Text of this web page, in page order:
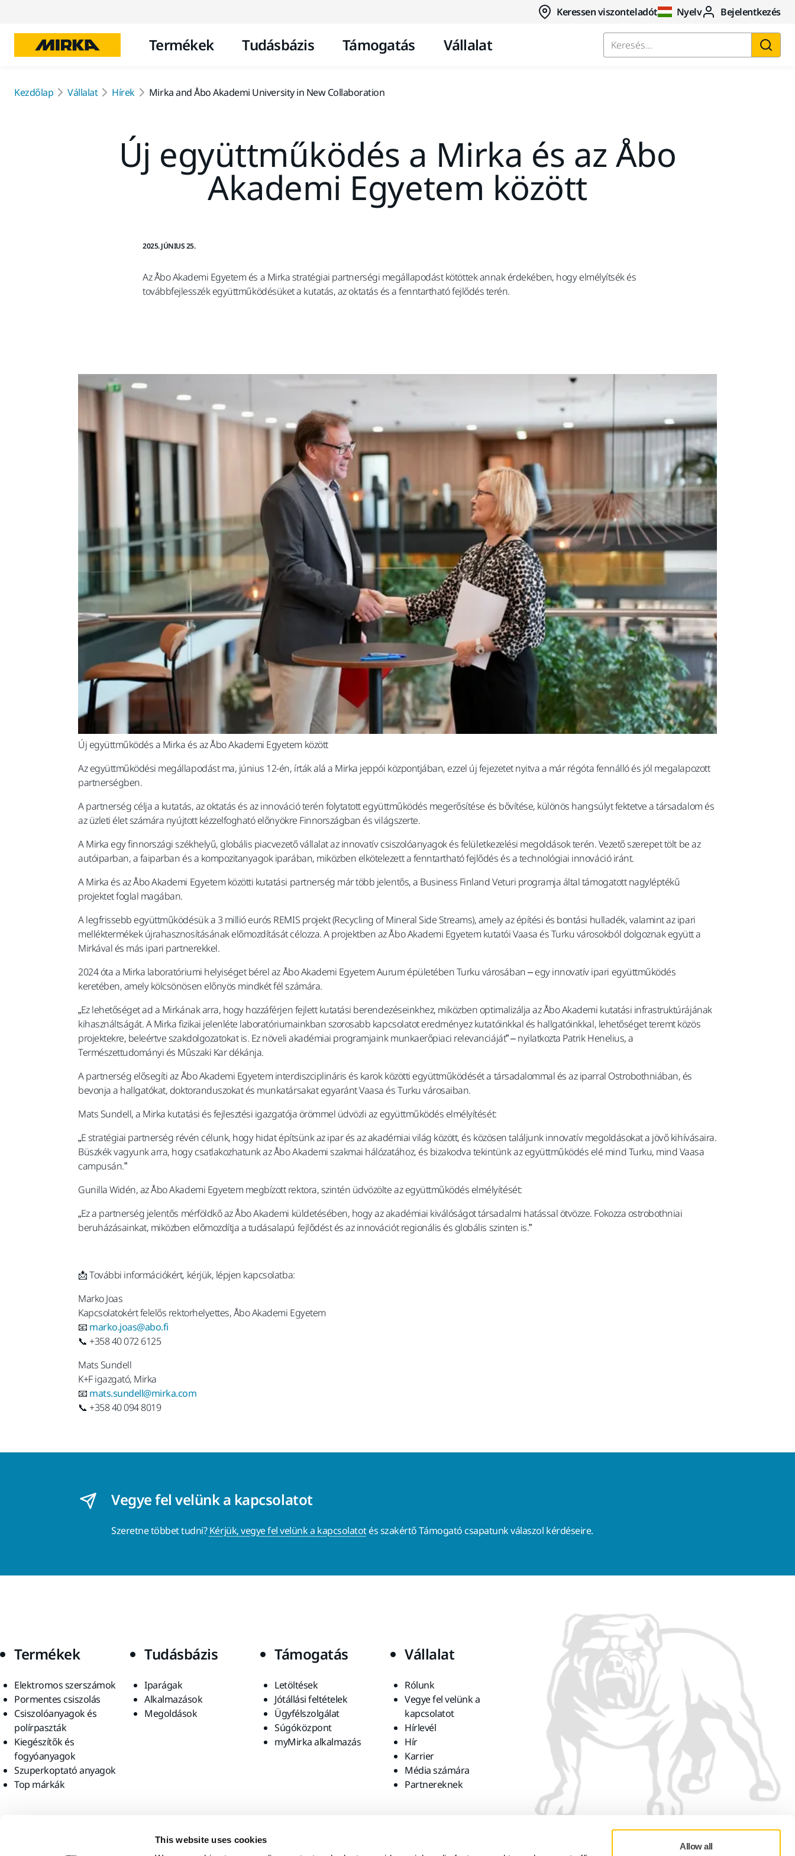
This website uses cookies
Allow all
Keressen viszonteladót Nyelv Bejelentkezés
Termékek Tudásbázis Támogatás Vállalat Keresés...
Kezdőlap Vállalat Hírek Mirka and Åbo Akademi University in New Collaboration
Új együttműködés a Mirka és az Åbo
Akademi Egyetem között
2025. JÚNIUS 25.
Az Åbo Akademi Egyetem és a Mirka stratégiai partnerségi megállapodást kötöttek annak érdekében, hogy elmélyítsék és
továbbfejlesszék együttműködésüket a kutatás, az oktatás és a fenntartható fejlődés terén.
Új együttműködés a Mirka és az Åbo Akademi Egyetem között
Az együttműködési megállapodást ma, június 12-én, írták alá a Mirka jeppói központjában, ezzel új fejezetet nyitva a már régóta fennálló és jól megalapozott
partnerségben.
A partnerség célja a kutatás, az oktatás és az innováció terén folytatott együttműködés megerősítése és bővítése, különös hangsúlyt fektetve a társadalom és
az üzleti élet számára nyújtott kézzelfogható előnyökre Finnországban és világszerte.
A Mirka egy finnországi székhelyű, globális piacvezető vállalat az innovatív csiszolóanyagok és felületkezelési megoldások terén. Vezető szerepet tölt be az
autóiparban, a faiparban és a kompozitanyagok iparában, miközben elkötelezett a fenntartható fejlődés és a technológiai innováció iránt.
A Mirka és az Åbo Akademi Egyetem közötti kutatási partnerség már több jelentős, a Business Finland Veturi programja által támogatott nagyléptékű
projektet foglal magában.
A legfrissebb együttműködésük a 3 millió eurós REMIS projekt (Recycling of Mineral Side Streams), amely az építési és bontási hulladék, valamint az ipari
melléktermékek újrahasznosításának előmozdítását célozza. A projektben az Åbo Akademi Egyetem kutatói Vaasa és Turku városokból dolgoznak együtt a
Mirkával és más ipari partnerekkel.
2024 óta a Mirka laboratóriumi helyiséget bérel az Åbo Akademi Egyetem Aurum épületében Turku városában – egy innovatív ipari együttműködés
keretében, amely kölcsönösen előnyös mindkét fél számára.
„Ez lehetőséget ad a Mirkának arra, hogy hozzáférjen fejlett kutatási berendezéseinkhez, miközben optimalizálja az Åbo Akademi kutatási infrastruktúrájának
kihasználtságát. A Mirka fizikai jelenléte laboratóriumainkban szorosabb kapcsolatot eredményez kutatóinkkal és hallgatóinkkal, lehetőséget teremt közös
projektekre, beleértve szakdolgozatokat is. Ez növeli akadémiai programjaink munkaerőpiaci relevanciáját” – nyilatkozta Patrik Henelius, a
Természettudományi és Műszaki Kar dékánja.
A partnerség elősegíti az Åbo Akademi Egyetem interdiszciplináris és karok közötti együttműködését a társadalommal és az iparral Ostrobothniában, és
bevonja a hallgatókat, doktoranduszokat és munkatársakat egyaránt Vaasa és Turku városaiban.
Mats Sundell, a Mirka kutatási és fejlesztési igazgatója örömmel üdvözli az együttműködés elmélyítését:
„E stratégiai partnerség révén célunk, hogy hidat építsünk az ipar és az akadémiai világ között, és közösen találjunk innovatív megoldásokat a jövő kihívásaira.
Büszkék vagyunk arra, hogy csatlakozhatunk az Åbo Akademi szakmai hálózatához, és bizakodva tekintünk az együttműködés elé mind Turku, mind Vaasa
campusán.”
Gunilla Widén, az Åbo Akademi Egyetem megbízott rektora, szintén üdvözölte az együttműködés elmélyítését:
„Ez a partnerség jelentős mérföldkő az Åbo Akademi küldetésében, hogy az akadémiai kiválóságot társadalmi hatással ötvözze. Fokozza ostrobothniai
beruházásainkat, miközben előmozdítja a tudásalapú fejlődést és az innovációt regionális és globális szinten is.”
📩 További információkért, kérjük, lépjen kapcsolatba:
Marko Joas
Kapcsolatokért felelős rektorhelyettes, Åbo Akademi Egyetem
📧 marko.joas@abo.fi
📞 +358 40 072 6125
Mats Sundell
K+F igazgató, Mirka
📧 mats.sundell@mirka.com
📞 +358 40 094 8019
Vegye fel velünk a kapcsolatot
Szeretne többet tudni?Kérjük, vegye fel velünk a kapcsolatotés szakértő Támogató csapatunk válaszol kérdéseire.
Termékek
Elektromos szerszámok
Pormentes csiszolás
Csiszolóanyagok és
polírpaszták
Kiegészítők és
fogyóanyagok
Szuperkoptató anyagok
Top márkák
Tudásbázis
Iparágak
Alkalmazások
Megoldások
Támogatás
Letöltések
Jótállási feltételek
Ügyfélszolgálat
Súgóközpont
myMirka alkalmazás
Vállalat
Rólunk
Vegye fel velünk a
kapcsolatot
Hírlevél
Hír
Karrier
Média számára
Partnereknek